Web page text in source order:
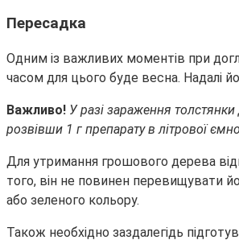
Пересадка
Одним із важливих моментів при
часом для цього буде весна. Надалі
Важливо! У разі зараження
розвівши 1 г препарату в літрової
Для утримання грошового дерева
того, він не повинен перевищувати
або зеленого кольору.
Також необхідно заздалегідь